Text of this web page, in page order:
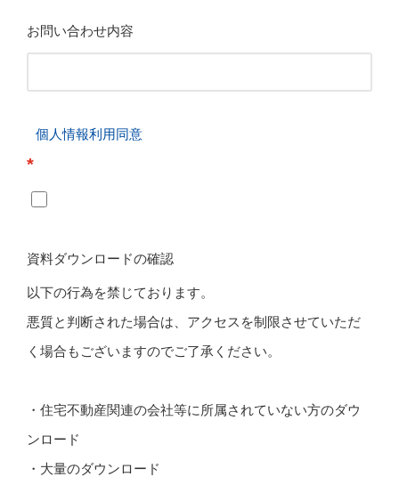
お問い合わせ内容
個人情報利用同意
*
資料ダウンロードの確認
以下の行為を禁じております。
悪質と判断された場合は、アクセスを制限させていただ
く場合もございますのでご了承ください。
・住宅不動産関連の会社等に所属されていない方のダウ
ンロード
・大量のダウンロード